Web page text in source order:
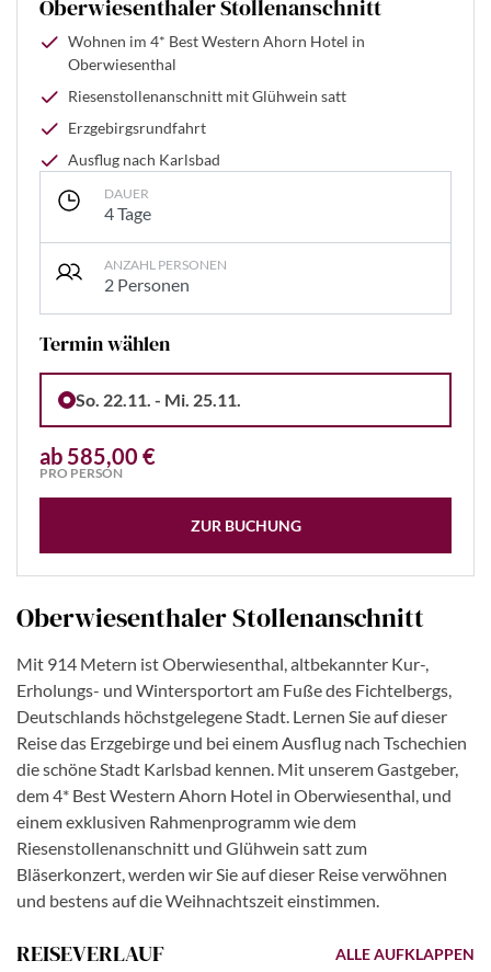
Oberwiesenthaler Stollenanschnitt
Wohnen im 4* Best Western Ahorn Hotel in
Oberwiesenthal
Riesenstollenanschnitt mit Glühwein satt
Erzgebirgsrundfahrt
Ausflug nach Karlsbad
DAUER
4 Tage
ANZAHL PERSONEN
2 Personen
Termin wählen
So. 22.11. - Mi. 25.11.
ab 585,00 €
PRO PERSON
ZUR BUCHUNG
Oberwiesenthaler Stollenanschnitt
Mit 914 Metern ist Oberwiesenthal, altbekannter Kur-,
Erholungs- und Wintersportort am Fuße des Fichtelbergs,
Deutschlands höchstgelegene Stadt. Lernen Sie auf dieser
Reise das Erzgebirge und bei einem Ausflug nach Tschechien
die schöne Stadt Karlsbad kennen. Mit unserem Gastgeber,
dem 4* Best Western Ahorn Hotel in Oberwiesenthal, und
einem exklusiven Rahmenprogramm wie dem
Riesenstollenanschnitt und Glühwein satt zum
Bläserkonzert, werden wir Sie auf dieser Reise verwöhnen
und bestens auf die Weihnachtszeit einstimmen.
REISEVERLAUF ALLE AUFKLAPPEN